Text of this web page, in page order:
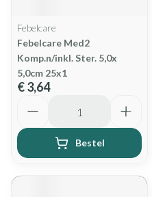
Febelcare
Febelcare Med2
Komp.n/inkl. Ster. 5,0x
5,0cm 25x1
€ 3,64
Bestel